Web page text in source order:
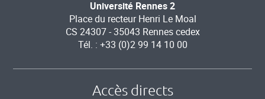
Université Rennes 2
Place du recteur Henri Le Moal
CS 24307 - 35043 Rennes cedex
Tél. : +33 (0)2 99 14 10 00
Accès directs